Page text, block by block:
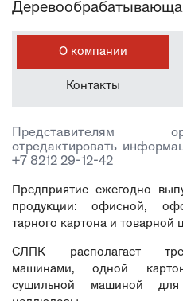
О компании
Контакты
Представителям
отредактировать
+7 8212 29-12-42
Предприятие ежегодно
продукции: офисной,
тарного картона и товарной
СЛПК располагает
машинами, одной
сушильной машиной для